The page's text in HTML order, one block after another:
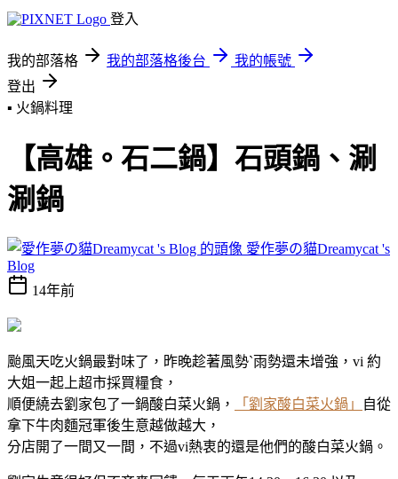
登入
我的部落格 我的部落格後台
我的帳號
登出
▪ 火鍋料理
【高雄。石二鍋】石頭鍋、涮
涮鍋
愛作夢の貓Dreamycat 's
Blog
14年前
颱風天吃火鍋最對味了，昨晚趁著風勢ˋ雨勢還未增強，vi 約
大姐一起上超市採買糧食，
順便繞去劉家包了一鍋酸白菜火鍋，
「劉家酸白菜火鍋」
自從
拿下牛肉麵冠軍後生意越做越大，
分店開了一間又一間，不過vi熱衷的還是他們的酸白菜火鍋。